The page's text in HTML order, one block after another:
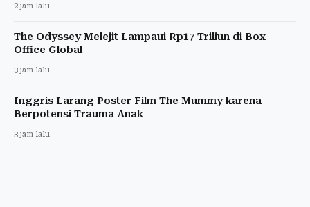
2 jam lalu
The Odyssey Melejit Lampaui Rp17 Triliun di Box
Office Global
3 jam lalu
Inggris Larang Poster Film The Mummy karena
Berpotensi Trauma Anak
3 jam lalu